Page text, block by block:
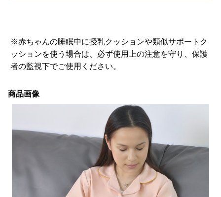
※赤ちゃんの睡眠中に授乳クッションや類似サポートク
ッションを使う場合は、必ず使用上の注意を守り、保護
者の監視下でご使用ください。
商品画像